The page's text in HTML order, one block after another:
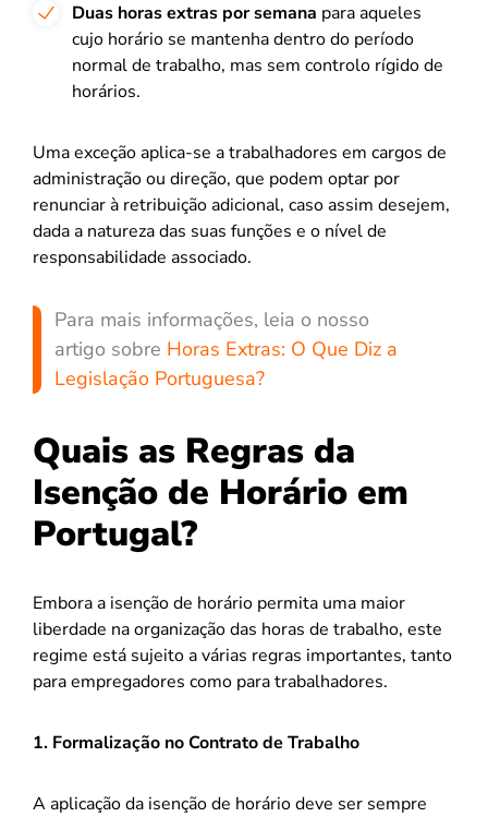
Duas horas extras por semana para aqueles
cujo horário se mantenha dentro do período
normal de trabalho, mas sem controlo rígido de
horários.
Uma exceção aplica-se a trabalhadores em cargos de
administração ou direção, que podem optar por
renunciar à retribuição adicional, caso assim desejem,
dada a natureza das suas funções e o nível de
responsabilidade associado.
Para mais informações, leia o nosso
artigo sobre Horas Extras: O Que Diz a
Legislação Portuguesa?
Quais as Regras da
Isenção de Horário em
Portugal?
Embora a isenção de horário permita uma maior
liberdade na organização das horas de trabalho, este
regime está sujeito a várias regras importantes, tanto
para empregadores como para trabalhadores.
1. Formalização no Contrato de Trabalho
A aplicação da isenção de horário deve ser sempre